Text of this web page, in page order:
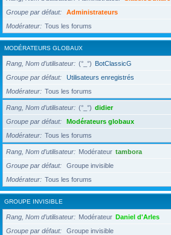
Groupe par défaut
Administrateurs
Modérateur
Tous les forums
MODÉRATEURS GLOBAUX
Rang, Nom d’utilisateur (°_°) BotClassicG
Groupe par défaut
Utilisateurs enregistrés
Modérateur
Tous les forums
Rang, Nom d’utilisateur (°_°) didier
Groupe par défaut
Modérateurs globaux
Modérateur
Tous les forums
Rang, Nom d’utilisateur Modérateur tambora
Groupe par défaut
Groupe invisible
Modérateur
Tous les forums
GROUPE INVISIBLE
Rang, Nom d’utilisateur Modérateur Daniel d'Arles
Groupe par défaut
Groupe invisible